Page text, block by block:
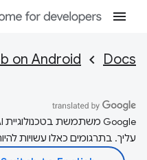
Docs
on Android
עליך. בתרגומים כאלו עשויות